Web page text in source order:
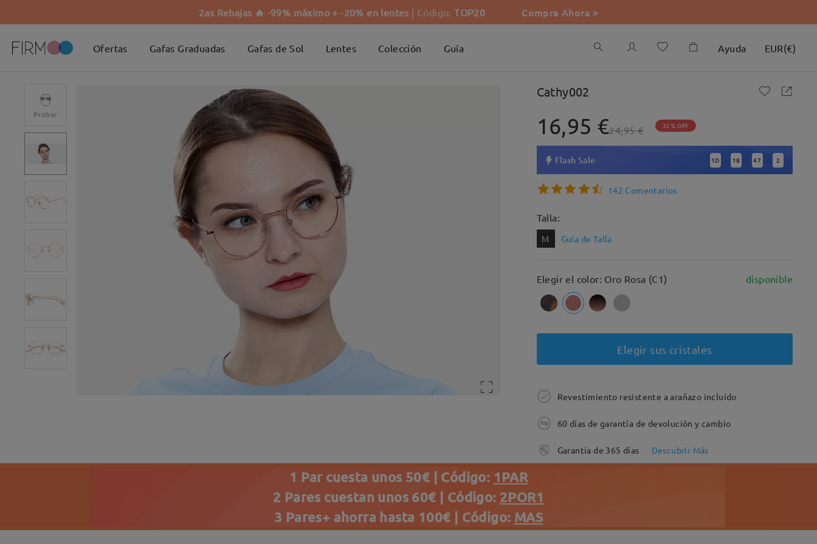
2as Rebajas 🔥 -99% máximo + -20% en lentes | Código:TOP20 Compra Ahora >
Ofertas Gafas Graduadas Gafas de Sol Lentes Colección Guía Ayuda EUR(€)
Probar
Cathy002
16,95 €24,95 € 32% OFF
Flash Sale 1 D : 18 : 47 : 1
142 Comentarios
Talla:
M Guía de Talla
Elegir el color: Oro Rosa (C1) disponible
Elegir sus cristales
Revestimiento resistente a arañazo incluído
60 días de garantía de devolución y cambio
Garantía de 365 días Descubrir Más
1 Par cuesta unos 50€ | Código: 1PAR
2 Pares cuestan unos 60€ | Código: 2POR1
3 Pares+ ahorra hasta 100€ | Código: MAS